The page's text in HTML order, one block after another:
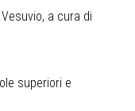
a cura di
superiori e